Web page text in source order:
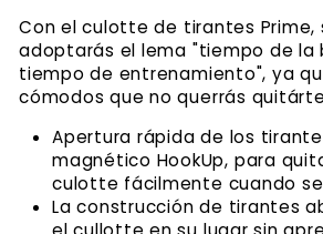
Con el culotte de tirantes Prime,
adoptarás el lema "tiempo de la
tiempo de entrenamiento", ya
cómodos que no querrás
Apertura rápida de los
magnético HookUp, para
culotte fácilmente cuando
La construcción de tirantes